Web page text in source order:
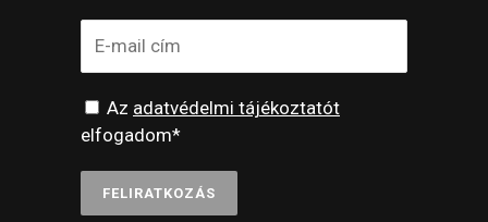
Az adatvédelmi tájékoztatót
elfogadom*